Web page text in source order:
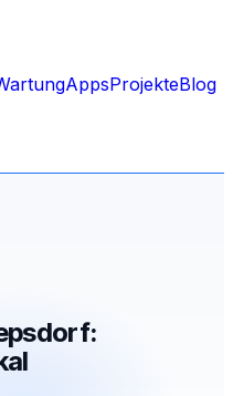
AppsProjekteBlog